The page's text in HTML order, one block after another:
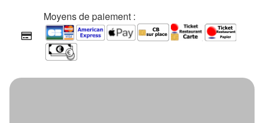
Moyens de paiement :